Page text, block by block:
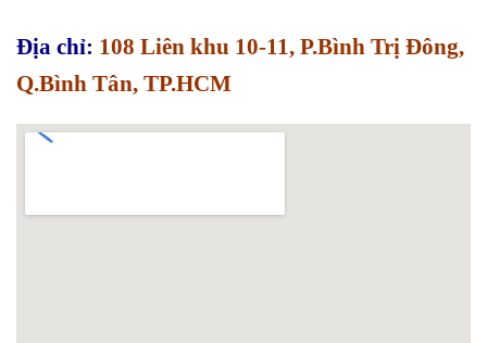
Địa chỉ: 108 Liên khu 10-11, P.Bình Trị Đông,
Q.Bình Tân, TP.HCM